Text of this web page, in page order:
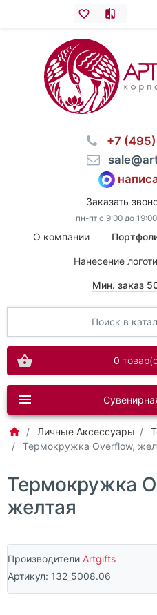
⠀+7
Заказать
пн-пт с 9:00 до
О компании
Нанесение
Мин. заказ
0
Личные Аксессуары
Термокружка Overflow,
Термокружка
желтая
Производители Artgifts
Артикул: 132_5008.06